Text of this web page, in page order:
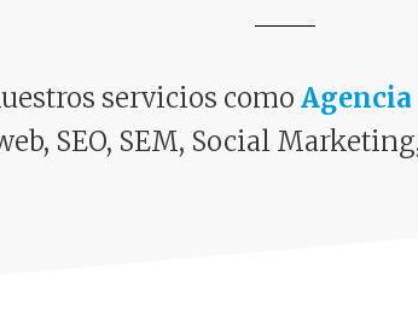
servicios como
SEO, SEM, Social